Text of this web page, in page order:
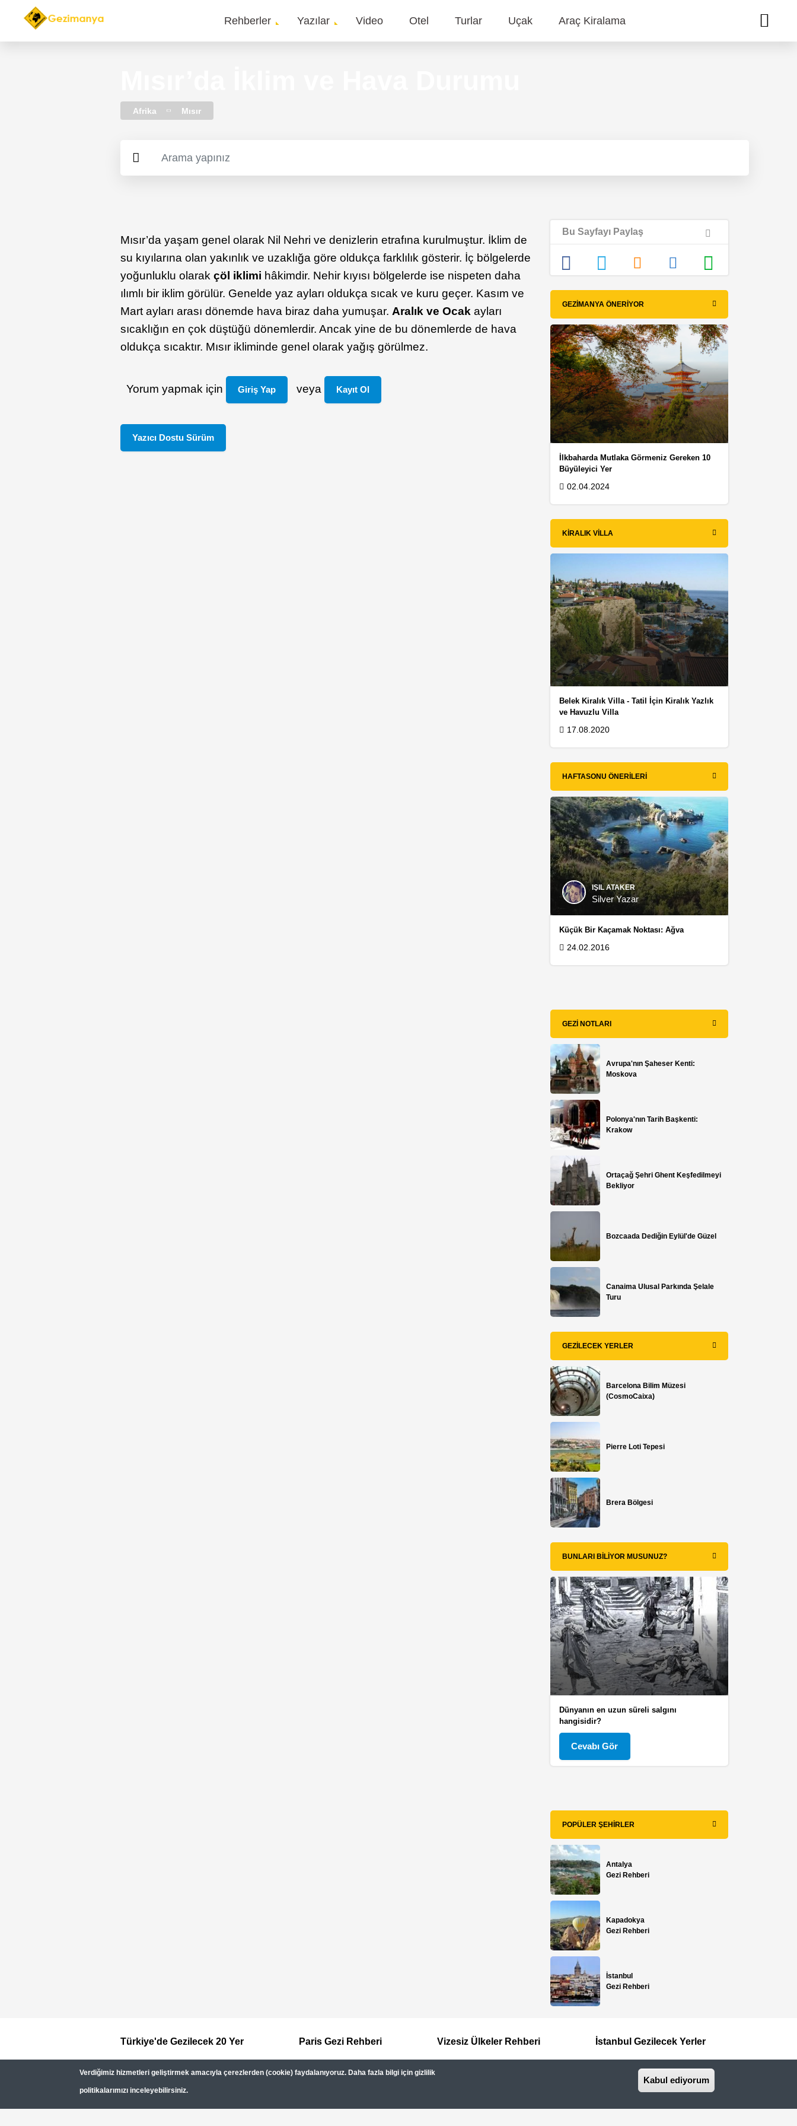
Main
Rehberler Yazılar Video Otel Turlar Uçak Araç Kiralama
Afrika Mısır
Mısır’da yaşam genel olarak Nil Nehri ve denizlerin etrafına kurulmuştur. İklim de
su kıyılarına olan yakınlık ve uzaklığa göre oldukça farklılık gösterir. İç bölgelerde
yoğunluklu olarakçöl iklimi hâkimdir. Nehir kıyısı bölgelerde ise nispeten daha
ılımlı bir iklim görülür. Genelde yaz ayları oldukça sıcak ve kuru geçer. Kasım ve
Mart ayları arası dönemde hava biraz daha yumuşar. Aralık ve Ocak ayları
sıcaklığın en çok düştüğü dönemlerdir. Ancak yine de bu dönemlerde de hava
oldukça sıcaktır. Mısır ikliminde genel olarak yağış görülmez.
Yorum yapmak için Giriş Yap veya Kayıt Ol
Yazıcı Dostu Sürüm
Bu Sayfayı Paylaş
GEZIMANYA ÖNERIYOR
İlkbaharda Mutlaka Görmeniz Gereken 10
Büyüleyici Yer
02.04.2024
KIRALIK VILLA
Belek Kiralık Villa - Tatil İçin Kiralık Yazlık
ve Havuzlu Villa
17.08.2020
HAFTASONU ÖNERILERI
IŞIL ATAKER
Silver Yazar
Küçük Bir Kaçamak Noktası: Ağva
24.02.2016
GEZI NOTLARI
Avrupa'nın Şaheser Kenti:
Moskova
Polonya'nın Tarih Başkenti:
Krakow
Ortaçağ Şehri Ghent Keşfedilmeyi
Bekliyor
Bozcaada Dediğin Eylül'de Güzel
Canaima Ulusal Parkında Şelale
Turu
GEZILECEK YERLER
Barcelona Bilim Müzesi
(CosmoCaixa)
Pierre Loti Tepesi
Brera Bölgesi
BUNLARI BILIYOR MUSUNUZ?
Dünyanın en uzun süreli salgını
hangisidir?
Cevabı Gör
POPÜLER ŞEHIRLER
Antalya
Gezi Rehberi
Kapadokya
Gezi Rehberi
İstanbul
Gezi Rehberi
Footer
Top
Menu
Türkiye'de Gezilecek 20 Yer Paris Gezi Rehberi Vizesiz Ülkeler Rehberi İstanbul Gezilecek Yerler
DipnotGezimanya Turizm, TÜRSAB'a kayıtlı bir seyahat acentasıdır.
Verdiğimiz hizmetleri geliştirmek amacıyla çerezlerden (cookie) faydalanıyoruz. Daha fazla bilgi için gizlilik
politikalarımızı inceleyebilirsiniz.
Kabul ediyorum